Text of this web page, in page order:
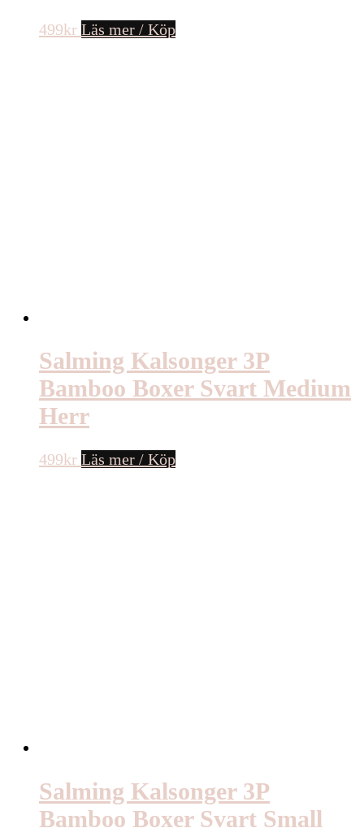
499kr Läs mer / Köp
Salming Kalsonger 3P
Bamboo Boxer Svart Medium
Herr
499kr Läs mer / Köp
Salming Kalsonger 3P
Bamboo Boxer Svart Small